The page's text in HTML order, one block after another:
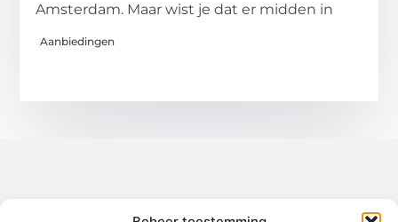
Amsterdam. Maar wist je dat er midden in
Aanbiedingen